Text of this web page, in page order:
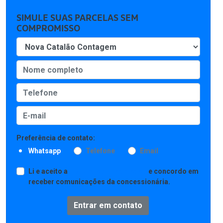
SIMULE SUAS PARCELAS SEM
COMPROMISSO
Preferência de contato:
Whatsapp
Telefone Email
Li e aceito a
e concordo em
receber comunicações da concessionária.
Entrar em contato